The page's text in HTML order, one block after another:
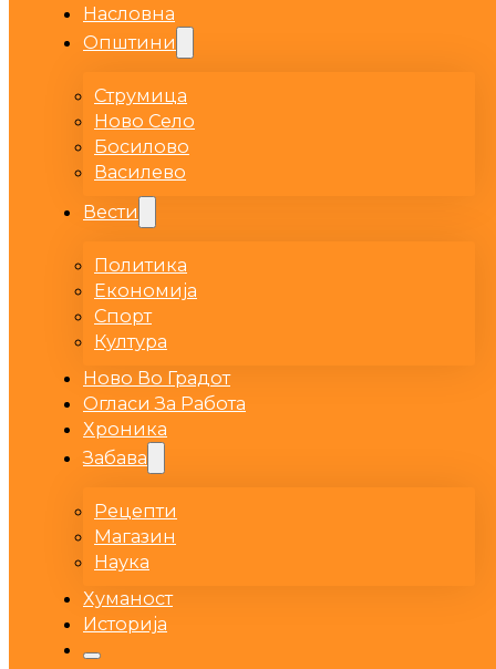
Насловна
Општини
Струмица
Ново Село
Босилово
Василево
Вести
Политика
Економија
Спорт
Култура
Ново Во Градот
Огласи За Работа
Хроника
Забава
Рецепти
Магазин
Наука
Хуманост
Историја